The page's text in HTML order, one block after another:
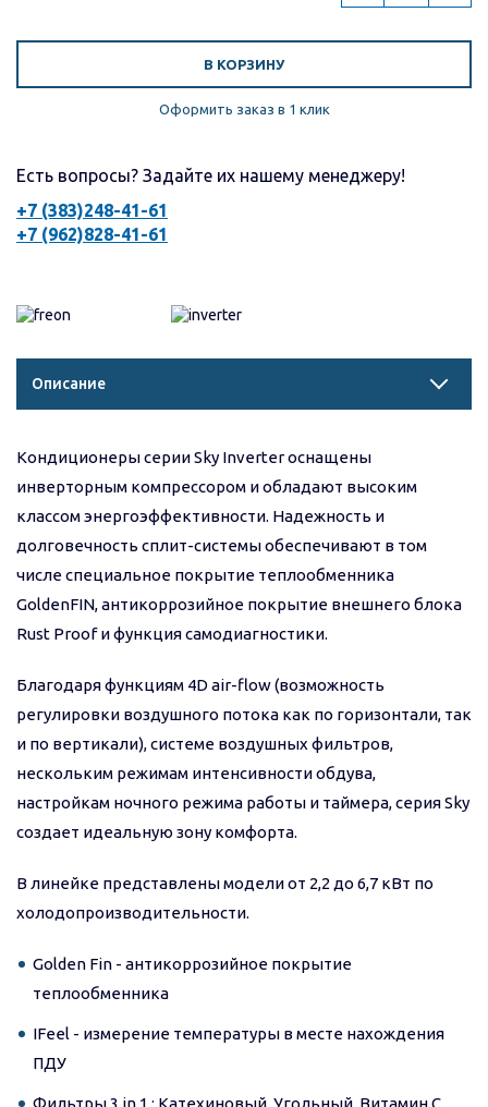
В КОРЗИНУ
Оформить заказ в 1 клик
Есть вопросы? Задайте их нашему менеджеру!
+7 (383)248-41-61
+7 (962)828-41-61
Описание
Кондиционеры серии Sky Inverter оснащены
инверторным компрессором и обладают высоким
классом энергоэффективности. Надежность и
долговечность сплит-системы обеспечивают в том
числе специальное покрытие теплообменника
GoldenFIN, антикоррозийное покрытие внешнего блока
Rust Proof и функция самодиагностики.
Благодаря функциям 4D air-flow (возможность
регулировки воздушного потока как по горизонтали, так
и по вертикали), системе воздушных фильтров,
нескольким режимам интенсивности обдува,
настройкам ночного режима работы и таймера, серия Sky
создает идеальную зону комфорта.
В линейке представлены модели от 2,2 до 6,7 кВт по
холодопроизводительности.
Golden Fin - антикоррозийное покрытие
теплообменника
IFeel - измерение температуры в месте нахождения
ПДУ
Фильтры 3 in 1 : Катехиновый, Угольный, Витамин С